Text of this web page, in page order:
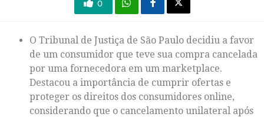
0
O Tribunal de Justiça de São Paulo decidiu a favor
de um consumidor que teve sua compra cancelada
por uma fornecedora em um marketplace.
Destacou a importância de cumprir ofertas e
proteger os direitos dos consumidores online,
considerando que o cancelamento unilateral após